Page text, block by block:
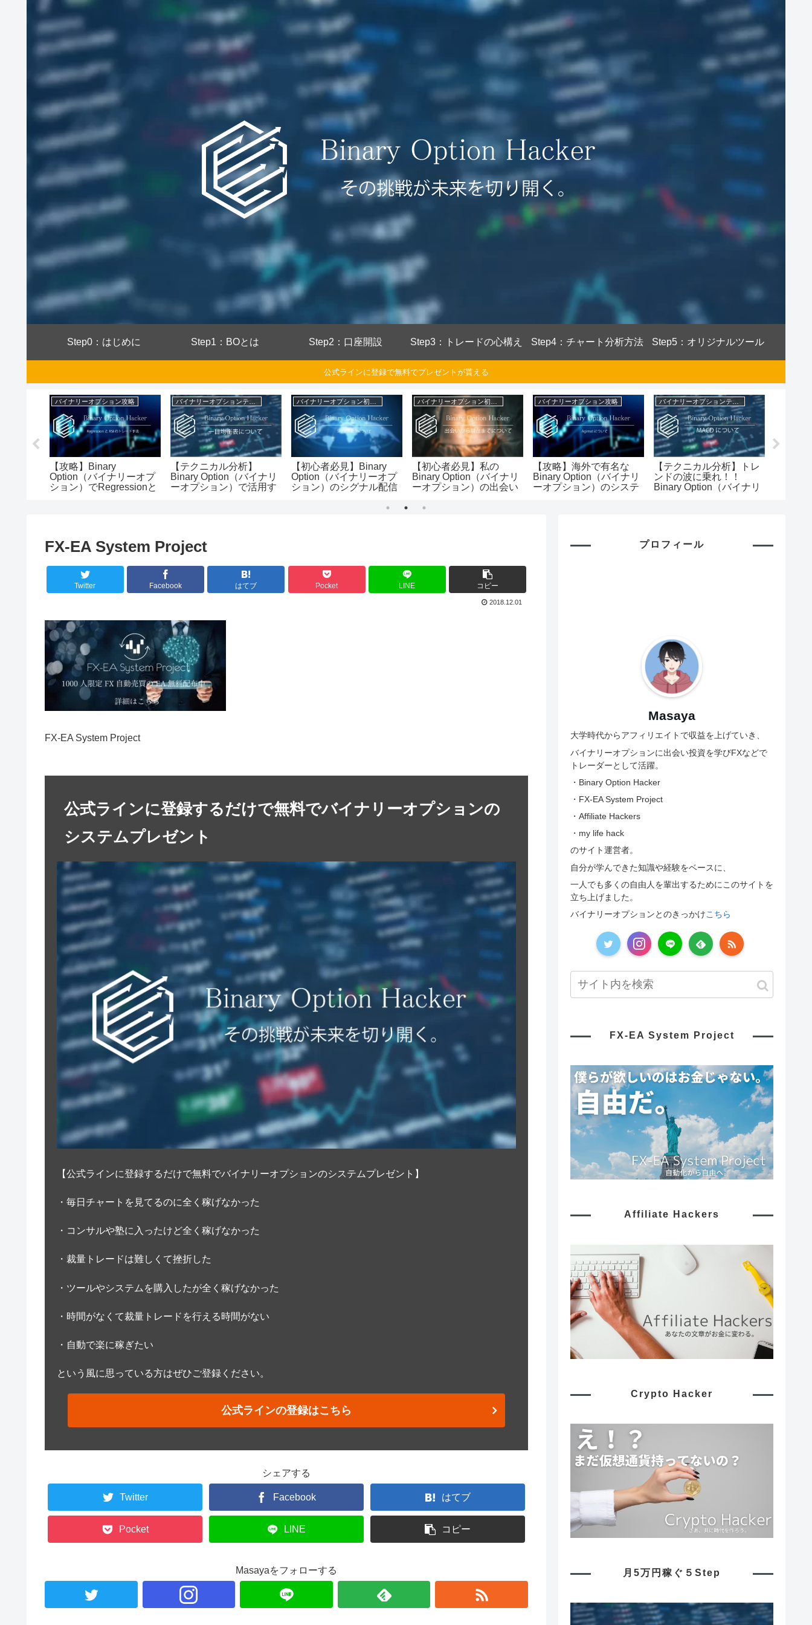
Step0：はじめに Step1：BOとは Step2：口座開設 Step3：トレードの心構え Step4：チャート分析方法 Step5：オリジナルツール
公式ラインに登録で無料でプレゼントが貰える
バイナリーオプション攻略
【攻略】Binary
Option（バイナリーオプ
ション）でRegressionと
【テクニカル分析】
Binary Option（バイナリ
ーオプション）で活用す
【初心者必見】Binary
Option（バイナリーオプ
ション）のシグナル配信
【初心者必見】私の
Binary Option（バイナリ
ーオプション）の出会い
してみた
バイナリーオプション攻略
【攻略】海外で有名な
Binary Option（バイナリ
ーオプション）のシステ
【テクニカル分析】トレ
ンドの波に乗れ！！
Binary Option（バイナリ
FX-EA System Project
Twitter Facebook はてブ Pocket LINE コピー
2018.12.01
FX-EA System Project
公式ラインに登録するだけで無料でバイナリーオプションの
システムプレゼント
【公式ラインに登録するだけで無料でバイナリーオプションのシステムプレゼント】
・毎日チャートを見てるのに全く稼げなかった
・コンサルや塾に入ったけど全く稼げなかった
・裁量トレードは難しくて挫折した
・ツールやシステムを購入したが全く稼げなかった
・時間がなくて裁量トレードを行える時間がない
・自動で楽に稼ぎたい
という風に思っている方はぜひご登録ください。
公式ラインの登録はこちら
シェアする
Twitter Facebook はてブ
Pocket LINE コピー
Masayaをフォローする
プロフィール
Masaya
大学時代からアフィリエイトで収益を上げていき、
バイナリーオプションに出会い投資を学びFXなどで
トレーダーとして活躍。
・Binary Option Hacker
・FX-EA System Project
・Affiliate Hackers
・my life hack
のサイト運営者。
自分が学んできた知識や経験をベースに、
一人でも多くの自由人を輩出するためにこのサイトを
立ち上げました。
バイナリーオプションとのきっかけこちら
FX-EA System Project
Affiliate Hackers
Crypto Hacker
月5万円稼ぐ５Step